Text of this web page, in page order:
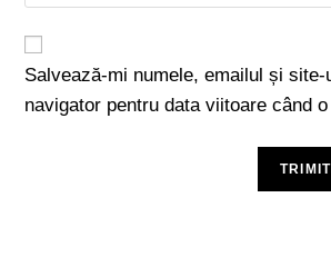
Salvează-mi numele, emailul și
navigator pentru data viitoare când